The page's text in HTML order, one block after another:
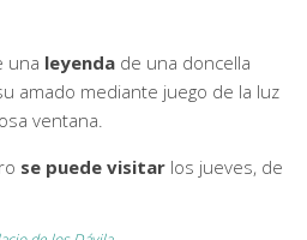
una leyenda de una doncella
amado mediante juego de la luz
ventana.
se puede visitar los jueves, de